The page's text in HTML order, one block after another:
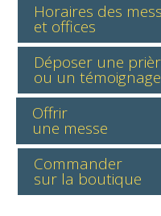
Horaires des
et offices
Déposer une
ou un témoignage
Offrir
une messe
Commander
sur la boutique